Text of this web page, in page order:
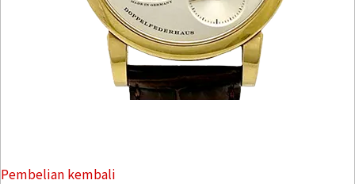
Pembelian kembali